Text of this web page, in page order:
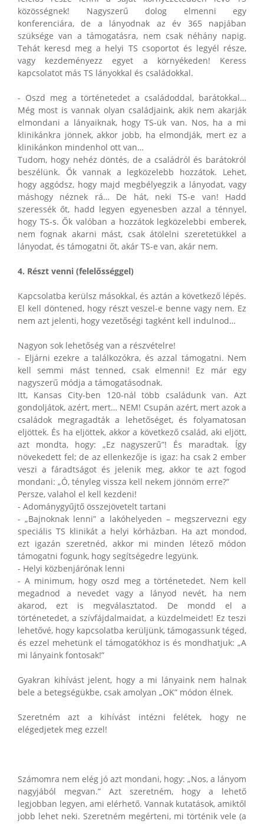
közösségnek! Nagyszerű dolog elmenni egy
konferenciára, de a lányodnak az év 365 napjában
szüksége van a támogatásra, nem csak néhány napig.
Tehát keresd meg a helyi TS csoportot és legyél része,
vagy kezdeményezz egyet a környékeden! Keress
kapcsolatot más TS lányokkal és családokkal.
- Oszd meg a történetedet a családoddal, barátokkal…
Még most is vannak olyan családjaink, akik nem akarják
elmondani a lányaiknak, hogy TS-ük van. Nos, ha a mi
klinikánkra jönnek, akkor jobb, ha elmondják, mert ez a
klinikánkon mindenhol ott van…
Tudom, hogy nehéz döntés, de a családról és barátokról
beszélünk. Ők vannak a legközelebb hozzátok. Lehet,
hogy aggódsz, hogy majd megbélyegzik a lányodat, vagy
máshogy néznek rá… De hát, neki TS-e van! Hadd
szeressék őt, hadd legyen egyenesben azzal a ténnyel,
hogy TS-s. Ők valóban a hozzátok legközelebbi emberek,
nem fognak akarni mást, csak átölelni szeretetükkel a
lányodat, és támogatni őt, akár TS-e van, akár nem.
4. Részt venni (felelősséggel)
Kapcsolatba kerülsz másokkal, és aztán a következő lépés.
El kell döntened, hogy részt veszel-e benne vagy nem. Ez
nem azt jelenti, hogy vezetőségi tagként kell indulnod…
Nagyon sok lehetőség van a részvételre!
- Eljárni ezekre a találkozókra, és azzal támogatni. Nem
kell semmi mást tenned, csak elmenni! Ez már egy
nagyszerű módja a támogatásodnak.
Itt, Kansas City-ben 120-nál több családunk van. Azt
gondoljátok, azért, mert… NEM! Csupán azért, mert azok a
családok megragadták a lehetőséget, és folyamatosan
eljöttek. És ha eljöttek, akkor a következő család, aki eljött,
azt mondta, hogy: „Ez nagyszerű”! És maradtak. Így
növekedett fel; de az ellenkezője is igaz: ha csak 2 ember
veszi a fáradtságot és jelenik meg, akkor te azt fogod
mondani: „Ó, tényleg vissza kell nekem jönnöm erre?”
Persze, valahol el kell kezdeni!
- Adománygyűjtő összejövetelt tartani
- „Bajnoknak lenni” a lakóhelyeden – megszervezni egy
speciális TS klinikát a helyi kórházban. Ha azt mondod,
ezt igazán szeretnéd, akkor mi minden létező módon
támogatni fogunk, hogy segítségedre legyünk.
- Helyi közbenjárónak lenni
- A minimum, hogy oszd meg a történetedet. Nem kell
megadnod a nevedet vagy a lányod nevét, ha nem
akarod, ezt is megválasztatod. De mondd el a
történetedet, a szívfájdalmaidat, a küzdelmeidet! Ez teszi
lehetővé, hogy kapcsolatba kerüljünk, támogassunk téged,
és ezzel mehetünk el támogatókhoz is és mondhatjuk: „A
mi lányaink fontosak!”
Gyakran kihívást jelent, hogy a mi lányaink nem halnak
bele a betegségükbe, csak amolyan „OK” módon élnek.
Szeretném azt a kihívást intézni felétek, hogy ne
elégedjetek meg ezzel!
Számomra nem elég jó azt mondani, hogy: „Nos, a lányom
nagyjából megvan.” Azt szeretném, hogy a lehető
legjobban legyen, ami elérhető. Vannak kutatások, amiktől
jobb lehet neki. Szeretném megérteni, mi történik vele (a